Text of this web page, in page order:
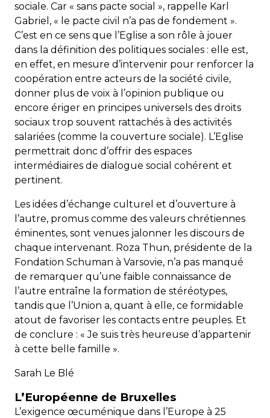
sociale. Car « sans pacte social », rappelle Karl
Gabriel, « le pacte civil n’a pas de fondement ».
C’est en ce sens que l’Eglise a son rôle à jouer
dans la définition des politiques sociales : elle est,
en effet, en mesure d’intervenir pour renforcer la
coopération entre acteurs de la société civile,
donner plus de voix à l’opinion publique ou
encore ériger en principes universels des droits
sociaux trop souvent rattachés à des activités
salariées (comme la couverture sociale). L’Eglise
permettrait donc d’offrir des espaces
intermédiaires de dialogue social cohérent et
pertinent.
Les idées d’échange culturel et d’ouverture à
l’autre, promus comme des valeurs chrétiennes
éminentes, sont venues jalonner les discours de
chaque intervenant. Roza Thun, présidente de la
Fondation Schuman à Varsovie, n’a pas manqué
de remarquer qu’une faible connaissance de
l’autre entraîne la formation de stéréotypes,
tandis que l’Union a, quant à elle, ce formidable
atout de favoriser les contacts entre peuples. Et
de conclure : « Je suis très heureuse d’appartenir
à cette belle famille ».
Sarah Le Blé
L’Européenne de Bruxelles
L’exigence œcuménique dans l’Europe à 25